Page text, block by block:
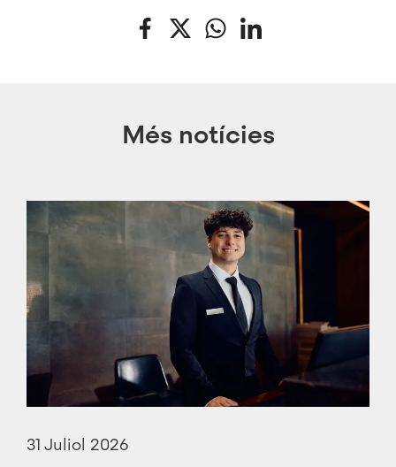
Facebook
Twitter WhatsApp
Més notícies
31 Juliol 2026